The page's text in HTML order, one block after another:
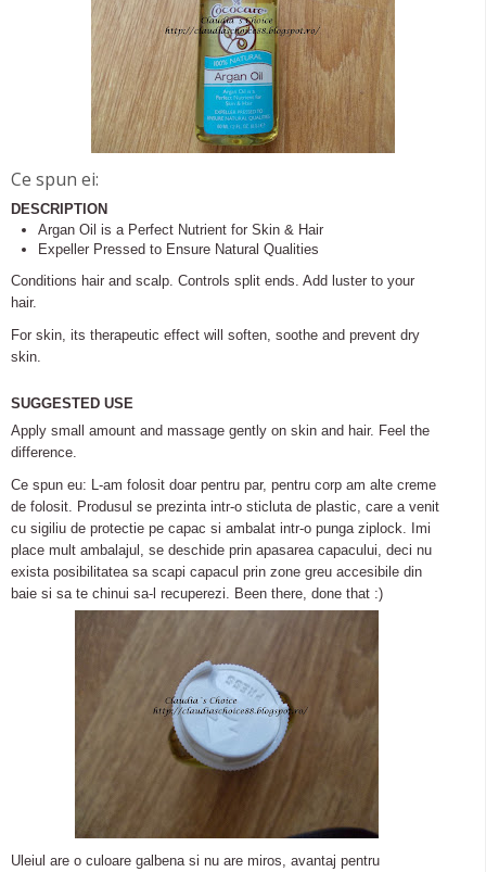
Ce spun ei:
DESCRIPTION
Argan Oil is a Perfect Nutrient for Skin & Hair
Expeller Pressed to Ensure Natural Qualities
Conditions hair and scalp. Controls split ends. Add luster to your
hair.
For skin, its therapeutic effect will soften, soothe and prevent dry
skin.
SUGGESTED USE
Apply small amount and massage gently on skin and hair. Feel the
difference.
Ce spun eu: L-am folosit doar pentru par, pentru corp am alte creme
de folosit. Produsul se prezinta intr-o sticluta de plastic, care a venit
cu sigiliu de protectie pe capac si ambalat intr-o punga ziplock. Imi
place mult ambalajul, se deschide prin apasarea capacului, deci nu
exista posibilitatea sa scapi capacul prin zone greu accesibile din
baie si sa te chinui sa-l recuperezi. Been there, done that :)
Uleiul are o culoare galbena si nu are miros, avantaj pentru